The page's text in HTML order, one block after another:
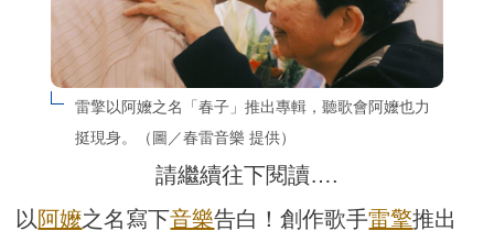
雷擎以阿嬤之名「春子」推出專輯，聽歌會阿嬤也力
挺現身。（圖／春雷音樂 提供）
請繼續往下閱讀….
以阿嬤之名寫下音樂告白！創作歌手雷擎推出